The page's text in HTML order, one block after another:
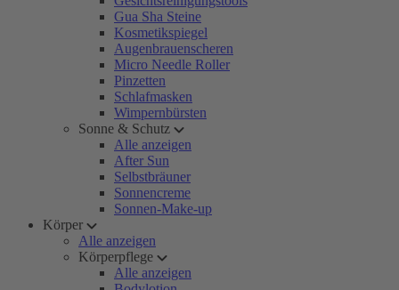
Gua Sha Steine
Kosmetikspiegel
Augenbrauenscheren
Micro Needle Roller
Pinzetten
Schlafmasken
Wimpernbürsten
Sonne & Schutz
Alle anzeigen
After Sun
Selbstbräuner
Sonnencreme
Sonnen-Make-up
Körper
Alle anzeigen
Körperpflege
Alle anzeigen